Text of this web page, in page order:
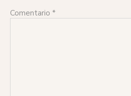
Comentario *